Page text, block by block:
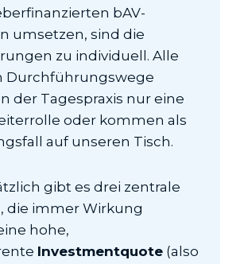
bAV-
umsetzen, sind die
zu individuell. Alle
Durchführungswege
der Tagespraxis nur eine
oder kommen als
auf unseren Tisch.
gibt es drei zentrale
die immer Wirkung
hohe,
Investmentquote (also